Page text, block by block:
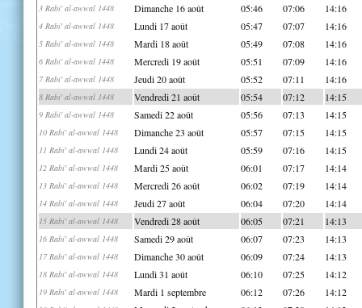
3 Rabi' al-awwal 1448 Dimanche 16 août 05:46 07:06 14:16
4 Rabi' al-awwal 1448 Lundi 17 août 05:47 07:07 14:16
5 Rabi' al-awwal 1448 Mardi 18 août 05:49 07:08 14:16
6 Rabi' al-awwal 1448 Mercredi 19 août 05:51 07:09 14:16
7 Rabi' al-awwal 1448 Jeudi 20 août 05:52 07:11 14:16
8 Rabi' al-awwal 1448 Vendredi 21 août 05:54 07:12 14:15
9 Rabi' al-awwal 1448 Samedi 22 août 05:56 07:13 14:15
10 Rabi' al-awwal 1448 Dimanche 23 août 05:57 07:15 14:15
11 Rabi' al-awwal 1448 Lundi 24 août 05:59 07:16 14:15
12 Rabi' al-awwal 1448 Mardi 25 août 06:01 07:17 14:14
13 Rabi' al-awwal 1448 Mercredi 26 août 06:02 07:19 14:14
14 Rabi' al-awwal 1448 Jeudi 27 août 06:04 07:20 14:14
15 Rabi' al-awwal 1448 Vendredi 28 août 06:05 07:21 14:13
16 Rabi' al-awwal 1448 Samedi 29 août 06:07 07:23 14:13
17 Rabi' al-awwal 1448 Dimanche 30 août 06:09 07:24 14:13
18 Rabi' al-awwal 1448 Lundi 31 août 06:10 07:25 14:12
19 Rabi' al-awwal 1448 Mardi 1 septembre 06:12 07:26 14:12